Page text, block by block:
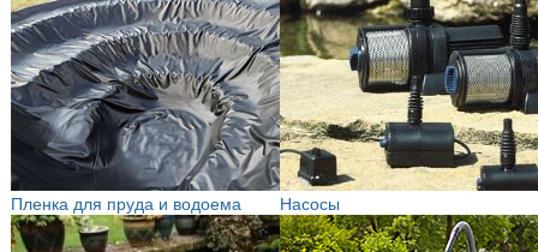
Пленка для пруда и водоема Насосы